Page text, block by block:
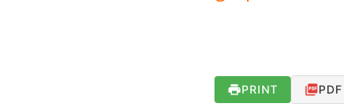
PRINT PDF